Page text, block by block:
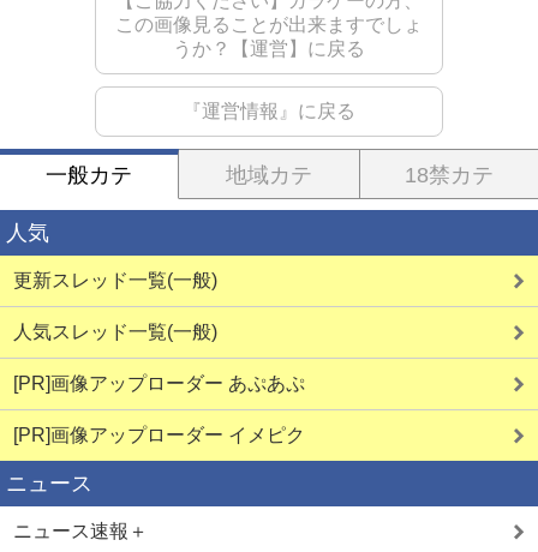
この画像見ることが出来ますでしょ
うか？【運営】に戻る
『運営情報』に戻る
一般カテ 地域カテ 18禁カテ
人気
更新スレッド一覧(一般)
人気スレッド一覧(一般)
[PR]画像アップローダー あぷあぷ
[PR]画像アップローダー イメピク
ニュース
ニュース速報＋